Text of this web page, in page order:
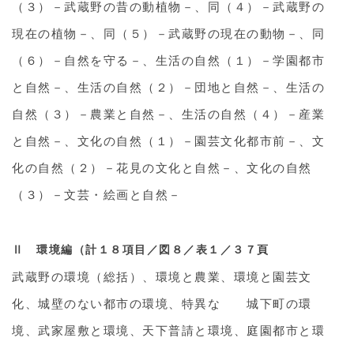
（３）－武蔵野の昔の動植物－、同（４）－武蔵野の
現在の植物－、同（５）－武蔵野の現在の動物－、同
（６）－自然を守る－、生活の自然（１）－学園都市
と自然－、生活の自然（２）－団地と自然－、生活の
自然（３）－農業と自然－、生活の自然（４）－産業
と自然－、文化の自然（１）－園芸文化都市前－、文
化の自然（２）－花見の文化と自然－、文化の自然
（３）－文芸・絵画と自然－
Ⅱ 環境編（計１８項目／図８／表１／３７頁
武蔵野の環境（総括）、環境と農業、環境と園芸文
化、城壁のない都市の環境、特異な 城下町の環
境、武家屋敷と環境、天下普請と環境、庭園都市と環